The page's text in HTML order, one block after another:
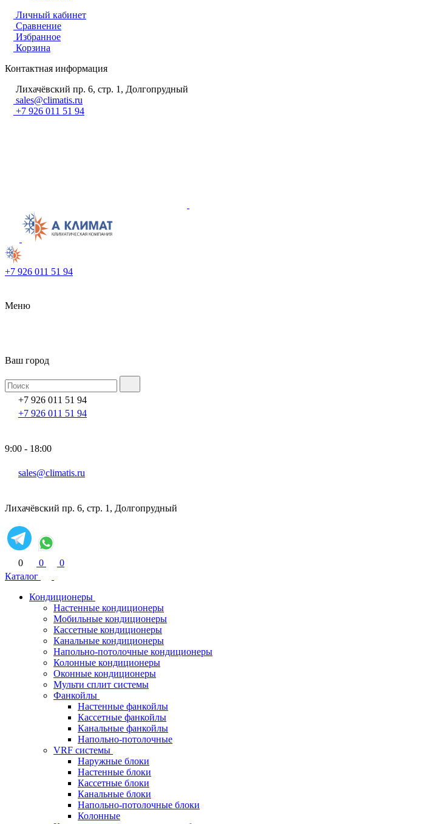
Личный кабинет
Сравнение
Избранное
Корзина
Контактная информация
Лихачёвский пр. 6, стр. 1, Долгопрудный
sales@climatis.ru
+7 926 011 51 94
+7 926 011 51 94
Меню
Ваш город
+7 926 011 51 94
+7 926 011 51 94
9:00 - 18:00
sales@climatis.ru
Лихачёвский пр. 6, стр. 1, Долгопрудный
0 0
0
Каталог
Кондиционеры
Настенные кондиционеры
Мобильные кондиционеры
Кассетные кондиционеры
Канальные кондиционеры
Напольно-потолочные кондиционеры
Колонные кондиционеры
Оконные кондиционеры
Мульти сплит системы
Фанкойлы
Настенные фанкойлы
Кассетные фанкойлы
Канальные фанкойлы
Напольно-потолочные
VRF системы
Наружные блоки
Настенные блоки
Кассетные блоки
Канальные блоки
Напольно-потолочные блоки
Колонные